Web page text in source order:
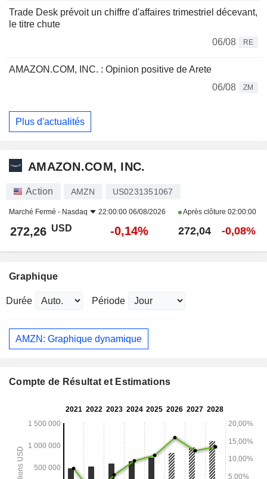
Trade Desk prévoit un chiffre d'affaires trimestriel décevant,
le titre chute
06/08
RE
AMAZON.COM, INC. : Opinion positive de Arete
06/08
ZM
Plus d'actualités
AMAZON.COM, INC.
Action AMZN US0231351067
Marché Fermé - Nasdaq 22:00:00 06/08/2026 Après clôture 02:00:00
272,26 USD -0,14% 272,04 -0,08%
Graphique
Durée Période
AMZN: Graphique dynamique
Compte de Résultat et Estimations